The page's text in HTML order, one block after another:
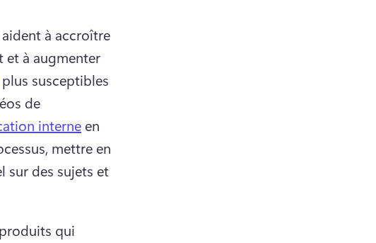
à accroître
et à augmenter
(opens in a new tab)
plus susceptibles
de
interne en
mettre en
sur des sujets et
qui